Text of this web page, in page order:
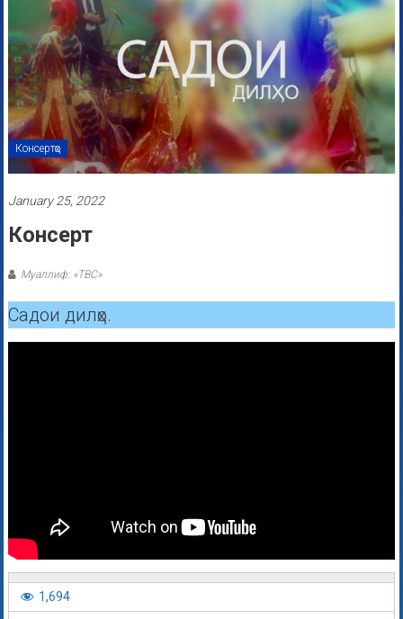
Консертҳо
January 25, 2022
Консерт
Муаллиф: «ТВС»
Садои дилҳо.
1,694